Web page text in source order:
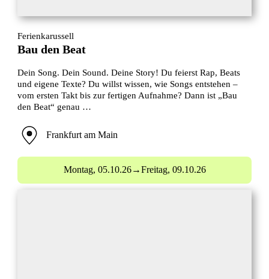
Ferienkarussell
Bau den Beat
Dein Song. Dein Sound. Deine Story! Du feierst Rap, Beats
und eigene Texte? Du willst wissen, wie Songs entstehen –
vom ersten Takt bis zur fertigen Aufnahme? Dann ist „Bau
den Beat“ genau …
Frankfurt am Main
Montag, 05.10.26→Freitag, 09.10.26